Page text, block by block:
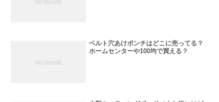
ベルト穴あけポンチはどこに売ってる？
ホームセンターや100均で買える？